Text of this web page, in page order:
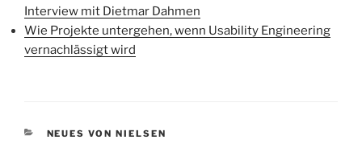
Interview mit Dietmar Dahmen
Wie Projekte untergehen, wenn Usability Engineering
vernachlässigt wird
KATEGORIEN
NEUES VON NIELSEN